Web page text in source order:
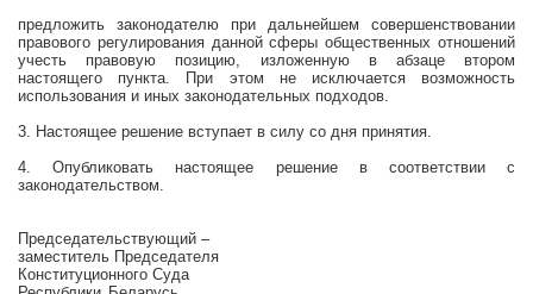
предложить законодателю при дальнейшем совершенствовании
правового регулирования данной сферы общественных отношений
учесть правовую позицию, изложенную в абзаце втором
настоящего пункта. При этом не исключается возможность
использования и иных законодательных подходов.
3. Настоящее решение вступает в силу со дня принятия.
4. Опубликовать настоящее решение в соответствии с
законодательством.
Председательствующий –
заместитель Председателя
Конституционного Суда